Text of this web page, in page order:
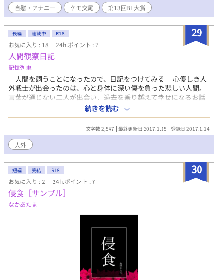
自慰・アナニー
ケモ交尾 第13回BL大賞
29
長編 連載中 R18
お気に入り : 18 24h.ポイント : 7
人間観察日記
記憶列車
―人間を飼うことになったので、日記をつけてみる― 心優しき人
外戦士が出会ったのは、心と身体に深い傷を負った悲しい人間。
言葉が通じない二人が出会い、過去を乗り越えて幸せになるお話
（予定）です。人外×人間です。※性描写は前半はぬるめです。
後半から増えていきます。
続きを読む
文字数 2,547 最終更新日 2017.1.15 登録日 2017.1.14
人外
30
短編 完結 R18
お気に入り : 2 24h.ポイント : 7
侵食［サンプル］
なかあたま